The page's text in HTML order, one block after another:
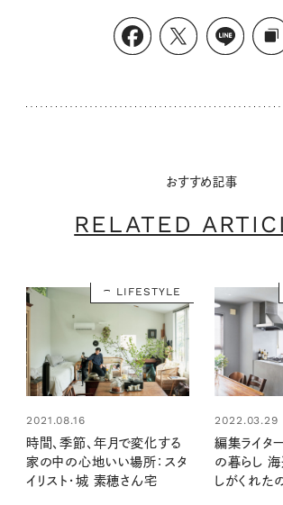
おすすめ記事
RELATED
LIFESTYLE
2021.08.16
時間、季節、年月で変化する
家の中の心地いい場所：スタ
イリスト・城 素穂さん宅
2022.03.29
編集ライタ
の暮らし
しがくれた